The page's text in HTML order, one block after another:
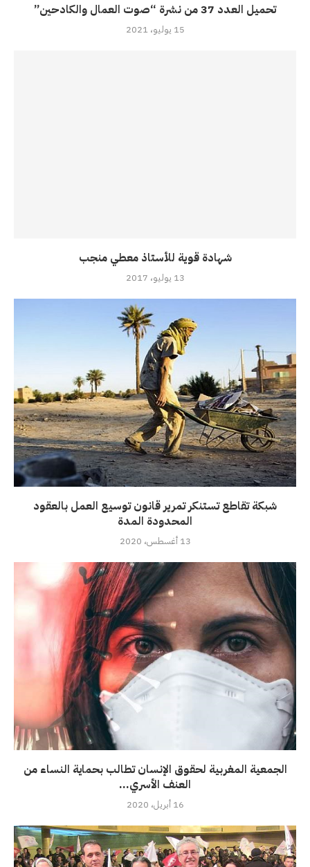
تحميل العدد 37 من نشرة “صوت العمال والكادحين”
15 يوليو، 2021
شهادة قوية للأستاذ معطي منجب
13 يوليو، 2017
شبكة تقاطع تستنكر تمرير قانون توسيع العمل بالعقود
المحدودة المدة
13 أغسطس، 2020
الجمعية المغربية لحقوق الإنسان تطالب بحماية النساء من
العنف الأسري...
16 أبريل، 2020